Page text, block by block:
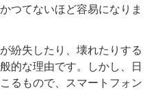
つてないほど容易になりま
紛失したり、壊れたりする
的な理由です。しかし、日
るもので、スマートフォン